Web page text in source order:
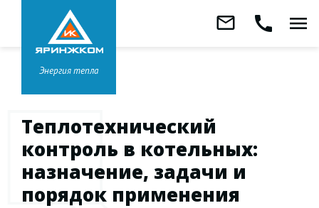
Заказать
Звонок бесплатный
8 800 333-99-01
Головной офис вЯрославле
+7 (4852) 67-96-00
Энергия тепла
mail_outline call menu
Теплотехнический
контроль в котельных:
назначение, задачи и
порядок применения